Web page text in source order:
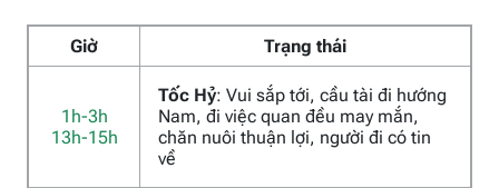
Giờ Trạng thái
1h-3h
13h-15h
Tốc Hỷ: Vui sắp tới, cầu tài đi hướng
Nam, đi việc quan đều may mắn,
chăn nuôi thuận lợi, người đi có tin
về